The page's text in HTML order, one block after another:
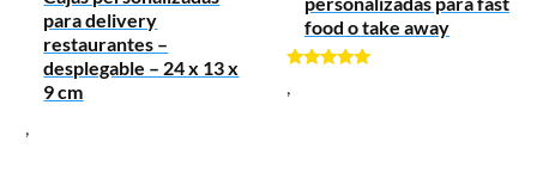
para delivery
restaurantes –
desplegable – 24 x 13 x
9 cm
,
food o take away
5.00
,